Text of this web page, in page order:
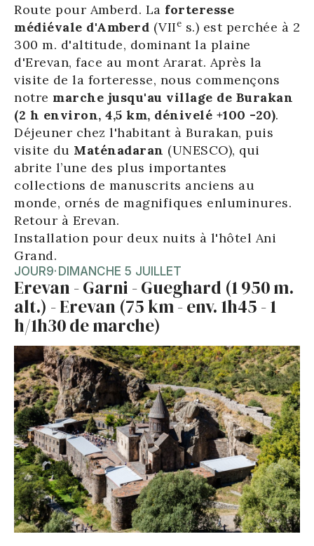
Route pour Amberd. La forteresse
médiévale d'Amberd (VIIe s.) est perchée à 2
300 m. d'altitude, dominant la plaine
d'Erevan, face au mont Ararat. Après la
visite de la forteresse, nous commençons
notre marche jusqu'au village de Burakan
(2 h environ, 4,5 km, dénivelé +100 -20).
Déjeuner chez l'habitant à Burakan, puis
visite du Maténadaran (UNESCO), qui
abrite l’une des plus importantes
collections de manuscrits anciens au
monde, ornés de magnifiques enluminures.
Retour à Erevan.
Installation pour deux nuits à l'hôtel Ani
Grand.
JOUR9· DIMANCHE 5 JUILLET
Erevan - Garni - Gueghard (1 950 m.
alt.) - Erevan (75 km - env. 1h45 - 1
h/1h30 de marche)